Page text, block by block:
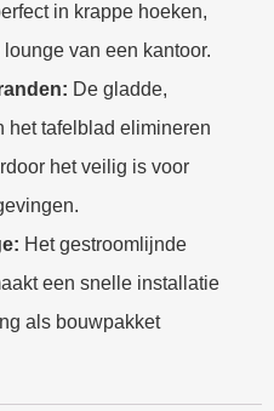
in krappe hoeken,
van een kantoor.
De gladde,
het tafelblad elimineren
het veilig is voor
Het gestroomlijnde
een snelle installatie
als bouwpakket